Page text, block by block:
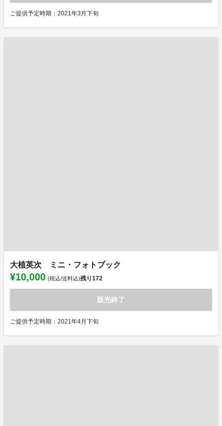
ご提供予定時期：2021年3月下旬
大植英次 ミニ・フォトブック
¥10,000 (税込/送料込)残り172
販売終了
ご提供予定時期：2021年4月下旬